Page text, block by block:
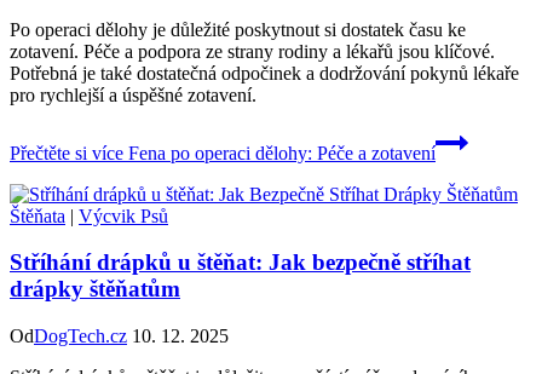
Po operaci dělohy je důležité poskytnout si dostatek času ke
zotavení. Péče a podpora ze strany rodiny a lékařů jsou klíčové.
Potřebná je také dostatečná odpočinek a dodržování pokynů lékaře
pro rychlejší a úspěšné zotavení.
Přečtěte si více Fena po operaci dělohy: Péče a zotavení
Štěňata | Výcvik Psů
Stříhání drápků u štěňat: Jak bezpečně stříhat
drápky štěňatům
OdDogTech.cz 10. 12. 2025